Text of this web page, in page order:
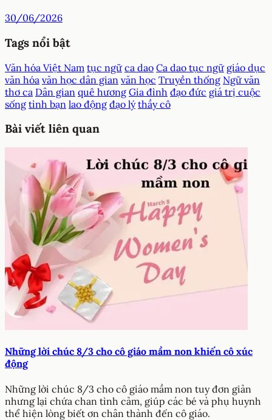
30/06/2026
Tags nổi bật
Văn hóa Việt Nam tục ngữ ca dao Ca dao tục ngữ giáo dục
văn hóa văn học dân gian văn học Truyền thống Ngữ văn
thơ ca Dân gian quê hương Gia đình đạo đức giá trị cuộc
sống tình bạn lao động đạo lý thầy cô
Bài viết liên quan
Những lời chúc 8/3 cho cô giáo mầm non khiến cô xúc
động
Những lời chúc 8/3 cho cô giáo mầm non tuy đơn giản
nhưng lại chứa chan tình cảm, giúp các bé và phụ huynh
thể hiện lòng biết ơn chân thành đến cô giáo.